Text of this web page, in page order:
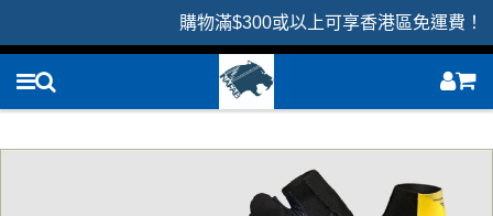
購物滿$300或以上可享香港區免運費